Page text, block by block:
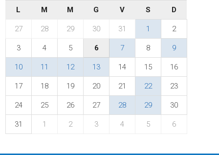
L M M G V S D
27 28 29 30 31 1 2
3 4 5 6 7 8 9
10 11 12 13 14 15 16
17 18 19 20 21 22 23
24 25 26 27 28 29 30
31 1 2 3 4 5 6